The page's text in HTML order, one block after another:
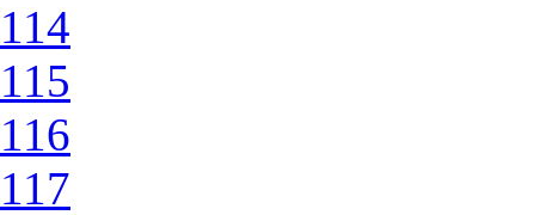
114
115
116
117